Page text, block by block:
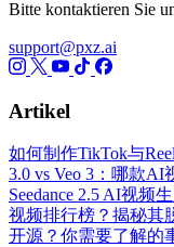
Bitte kontaktieren Sie
support@pxz.ai
Artikel
如何制作TikTok与
3.0 vs Veo 3：哪款AI
Seedance 2.5 AI视频
视频排行榜？揭秘其
开源？你需要了解的